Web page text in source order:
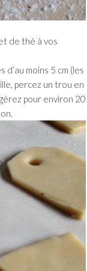
de thé à vos
moins 5 cm (les
percez un trou en
pour environ 20